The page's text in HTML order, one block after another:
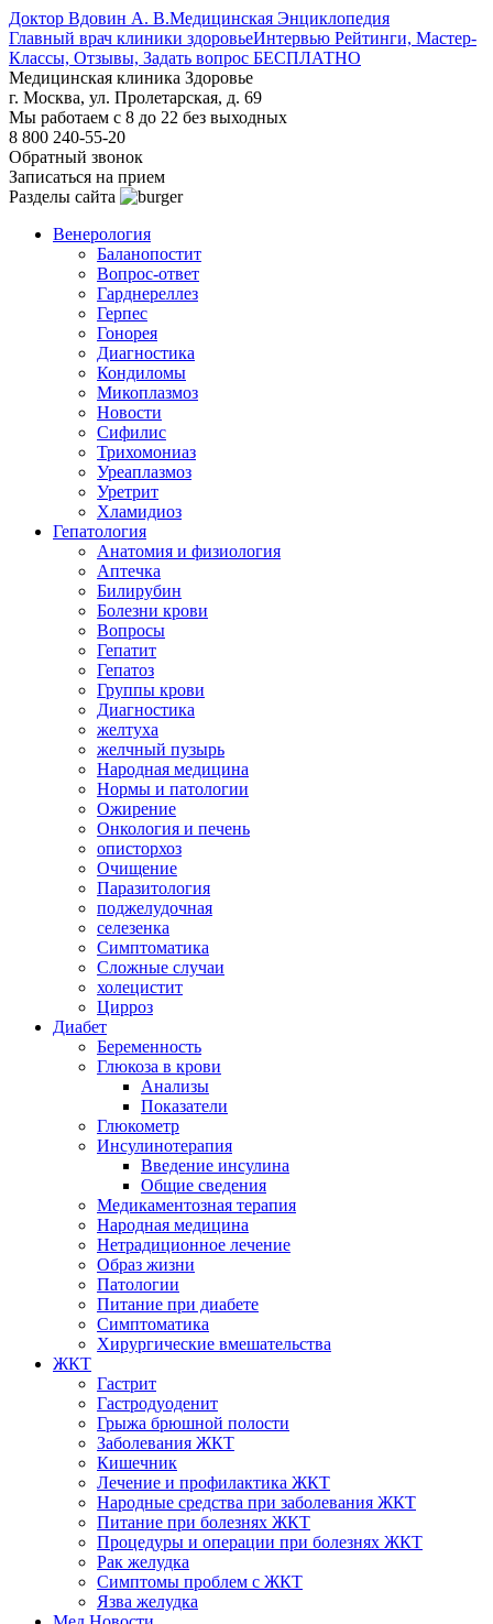
Доктор Вдовин А. В.Медицинская Энциклопедия
Главный врач клиники здоровьеИнтервью Рейтинги, Мастер-
Классы, Отзывы, Задать вопрос БЕСПЛАТНО
Медицинская клиника Здоровье
г. Москва, ул. Пролетарская, д. 69
Мы работаем с 8 до 22 без выходных
8 800 240-55-20
Обратный звонок
Записаться на прием
Разделы сайта
Венерология
Баланопостит
Вопрос-ответ
Гарднереллез
Герпес
Гонорея
Диагностика
Кондиломы
Микоплазмоз
Новости
Сифилис
Трихомониаз
Уреаплазмоз
Уретрит
Хламидиоз
Гепатология
Анатомия и физиология
Аптечка
Билирубин
Болезни крови
Вопросы
Гепатит
Гепатоз
Группы крови
Диагностика
желтуха
желчный пузырь
Народная медицина
Нормы и патологии
Ожирение
Онкология и печень
описторхоз
Очищение
Паразитология
поджелудочная
селезенка
Симптоматика
Сложные случаи
холецистит
Цирроз
Диабет
Беременность
Глюкоза в крови
Анализы
Показатели
Глюкометр
Инсулинотерапия
Введение инсулина
Общие сведения
Медикаментозная терапия
Народная медицина
Нетрадиционное лечение
Образ жизни
Патологии
Питание при диабете
Симптоматика
Хирургические вмешательства
ЖКТ
Гастрит
Гастродуоденит
Грыжа брюшной полости
Заболевания ЖКТ
Кишечник
Лечение и профилактика ЖКТ
Народные средства при заболевания ЖКТ
Питание при болезнях ЖКТ
Процедуры и операции при болезнях ЖКТ
Рак желудка
Симптомы проблем с ЖКТ
Язва желудка